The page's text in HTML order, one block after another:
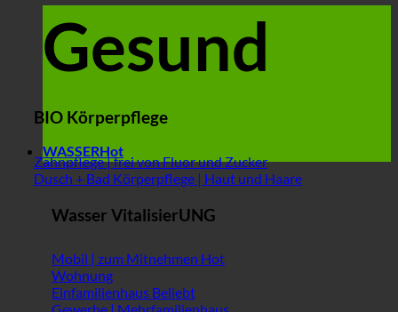
Gesund
BIO Körperpflege
Zahnpflege | frei von Fluor und Zucker
Dusch + Bad Körperpflege | Haut und Haare
WASSER
Wasser VitalisierUNG
Mobil | zum Mitnehmen
Wohnung
Einfamilienhaus